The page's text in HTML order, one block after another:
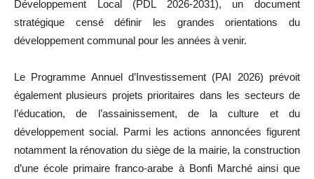
Développement Local (PDL 2026-2031), un document
stratégique censé définir les grandes orientations du
développement communal pour les années à venir.
Le Programme Annuel d’Investissement (PAI 2026) prévoit
également plusieurs projets prioritaires dans les secteurs de
l’éducation, de l’assainissement, de la culture et du
développement social. Parmi les actions annoncées figurent
notamment la rénovation du siège de la mairie, la construction
d’une école primaire franco-arabe à Bonfi Marché ainsi que